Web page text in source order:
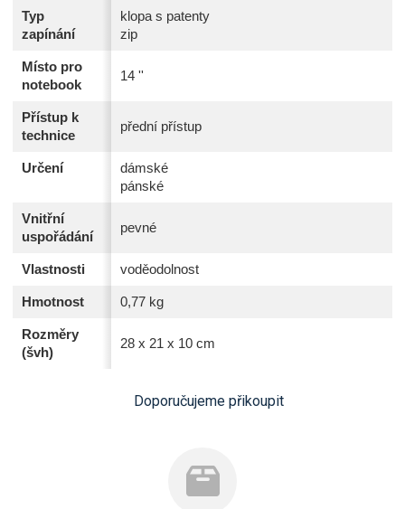
Typ
zapínání
klopa s patenty
zip
Místo pro
notebook
14 ''
Přístup k
technice
přední přístup
Určení
dámské
pánské
Vnitřní
uspořádání
pevné
Vlastnosti voděodolnost
Hmotnost 0,77 kg
Rozměry
(švh)
28 x 21 x 10 cm
Doporučujeme přikoupit